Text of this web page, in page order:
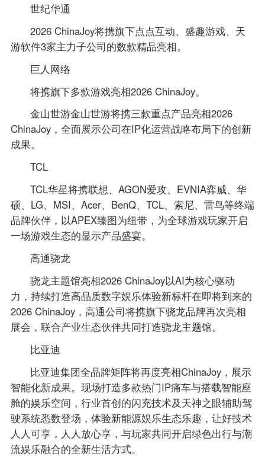
世纪华通
2026 ChinaJoy将携旗下点点互动、盛趣游戏、天
游软件3家主力子公司的数款精品亮相。
巨人网络
将携旗下多款游戏亮相2026 ChinaJoy。
金山世游金山世游将携三款重点产品亮相2026
ChinaJoy，全面展示公司在IP化运营战略布局下的创新
成果。
TCL
TCL华星将携联想、AGON爱攻、EVNIA弈威、华
硕、LG、MSI、Acer、BenQ、TCL、索尼、雷鸟等终端
品牌伙伴，以APEX臻图为纽带，为全球游戏玩家开启
一场游戏生态的显示产品盛宴。
高通骁龙
骁龙主题馆亮相2026 ChinaJoy以AI为核心驱动
力，持续打造高品质数字娱乐体验新标杆在即将到来的
2026 ChinaJoy，高通公司将携旗下骁龙品牌再次亮相
展会，联合产业生态伙伴共同打造骁龙主题馆。
比亚迪
比亚迪集团全品牌矩阵将再度亮相ChinaJoy，展示
智能化新成果。现场打造多款热门IP痛车与搭载智能座
舱的娱乐空间，行业首创的闪充技术及天神之眼辅助驾
驶系统悉数登场，体验新能源娱乐生态乐趣，让好技术
人人可享，人人放心享，与玩家共同开启绿色出行与潮
流娱乐融合的全新生活方式。